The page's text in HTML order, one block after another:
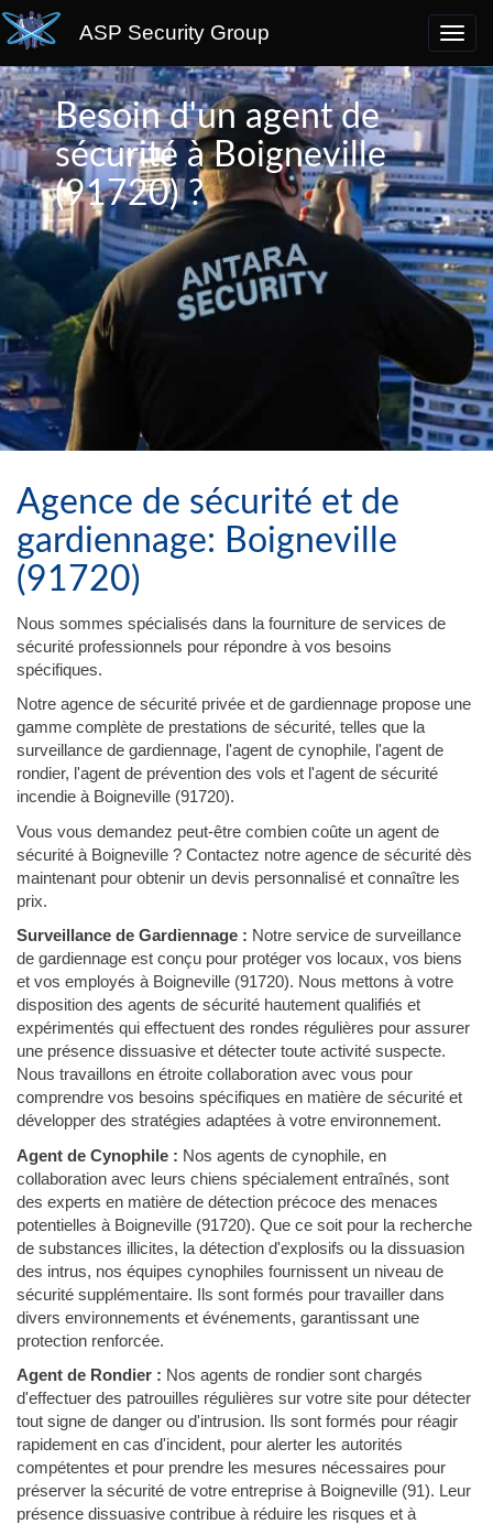
ASP Security Group
Besoin d'un agent de
sécurité à Boigneville
(91720) ?
Agence de sécurité et de
gardiennage: Boigneville
(91720)
Nous sommes spécialisés dans la fourniture de services de
sécurité professionnels pour répondre à vos besoins
spécifiques.
Notre agence de sécurité privée et de gardiennage propose une
gamme complète de prestations de sécurité, telles que la
surveillance de gardiennage, l'agent de cynophile, l'agent de
rondier, l'agent de prévention des vols et l'agent de sécurité
incendie à Boigneville (91720).
Vous vous demandez peut-être combien coûte un agent de
sécurité à Boigneville ? Contactez notre agence de sécurité dès
maintenant pour obtenir un devis personnalisé et connaître les
prix.
Surveillance de Gardiennage : Notre service de surveillance
de gardiennage est conçu pour protéger vos locaux, vos biens
et vos employés à Boigneville (91720). Nous mettons à votre
disposition des agents de sécurité hautement qualifiés et
expérimentés qui effectuent des rondes régulières pour assurer
une présence dissuasive et détecter toute activité suspecte.
Nous travaillons en étroite collaboration avec vous pour
comprendre vos besoins spécifiques en matière de sécurité et
développer des stratégies adaptées à votre environnement.
Agent de Cynophile : Nos agents de cynophile, en
collaboration avec leurs chiens spécialement entraînés, sont
des experts en matière de détection précoce des menaces
potentielles à Boigneville (91720). Que ce soit pour la recherche
de substances illicites, la détection d'explosifs ou la dissuasion
des intrus, nos équipes cynophiles fournissent un niveau de
sécurité supplémentaire. Ils sont formés pour travailler dans
divers environnements et événements, garantissant une
protection renforcée.
Agent de Rondier : Nos agents de rondier sont chargés
d'effectuer des patrouilles régulières sur votre site pour détecter
tout signe de danger ou d'intrusion. Ils sont formés pour réagir
rapidement en cas d'incident, pour alerter les autorités
compétentes et pour prendre les mesures nécessaires pour
préserver la sécurité de votre entreprise à Boigneville (91). Leur
présence dissuasive contribue à réduire les risques et à